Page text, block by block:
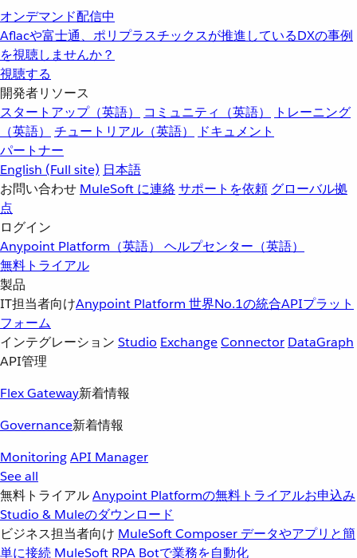
オンデマンド配信中
Aflacや富士通、ポリプラスチックスが推進しているDXの事例
を視聴しませんか？
視聴する
開発者リソース
スタートアップ（英語）
コミュニティ（英語）
トレーニング
（英語）
チュートリアル（英語）
ドキュメント
パートナー
English (Full site) 日本語
お問い合わせ MuleSoft に連絡サポートを依頼 グローバル拠
点
ログイン
Anypoint Platform（英語） ヘルプセンター（英語）
無料トライアル
製品
IT担当者向けAnypoint Platform 世界No.1の統合APIプラット
フォーム
インテグレーション Studio ExchangeConnector DataGraph
API管理
Flex Gateway新着情報
Governance新着情報
MonitoringAPI Manager
See all
無料トライアルAnypoint Platformの無料トライアルお申込み
Studio & Muleのダウンロード
ビジネス担当者向け MuleSoft Composer データやアプリと簡
単に接続 MuleSoft RPA Botで業務を自動化